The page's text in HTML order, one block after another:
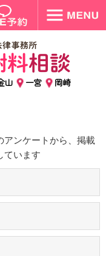
山 一宮 岡崎
アンケートから、掲載
ています